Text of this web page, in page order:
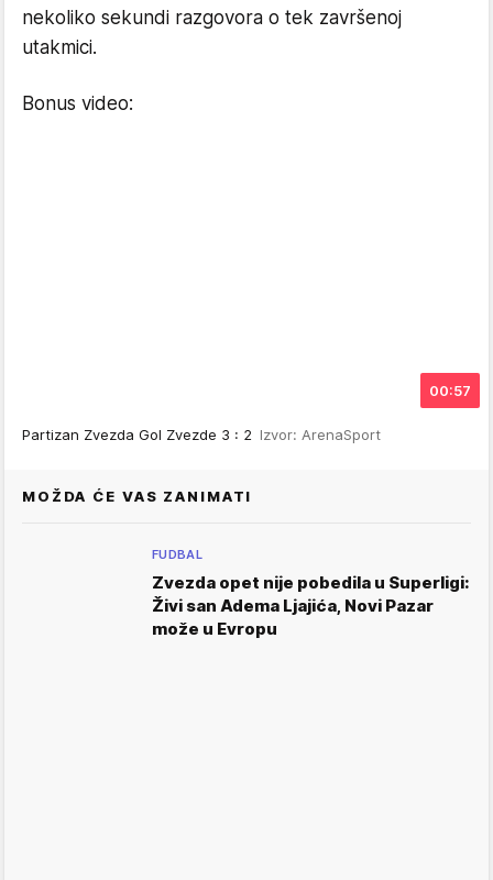
nekoliko sekundi razgovora o tek završenoj
utakmici.
Bonus video:
00:57
Partizan Zvezda Gol Zvezde 3 : 2 Izvor: ArenaSport
MOŽDA ĆE VAS ZANIMATI
FUDBAL
Zvezda opet nije pobedila u Superligi:
Živi san Adema Ljajića, Novi Pazar
može u Evropu